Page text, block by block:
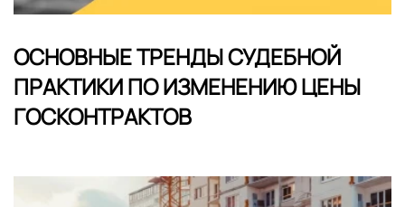
ОСНОВНЫЕ ТРЕНДЫ СУДЕБНОЙ
ПРАКТИКИ ПО ИЗМЕНЕНИЮ ЦЕНЫ
ГОСКОНТРАКТОВ